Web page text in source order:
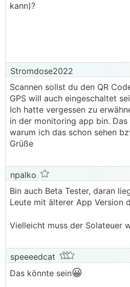
kann)?
Stromdose2022
Scannen sollst du den QR
GPS will auch eingeschaltet
Ich hatte vergessen zu
in der monitoring app bin.
warum ich das schon sehen
Grüße
npalko
Bin auch Beta Tester, daran
Leute mit älterer App Version
Vielleicht muss der Solateuer
speeeedcat
Das könnte sein😀